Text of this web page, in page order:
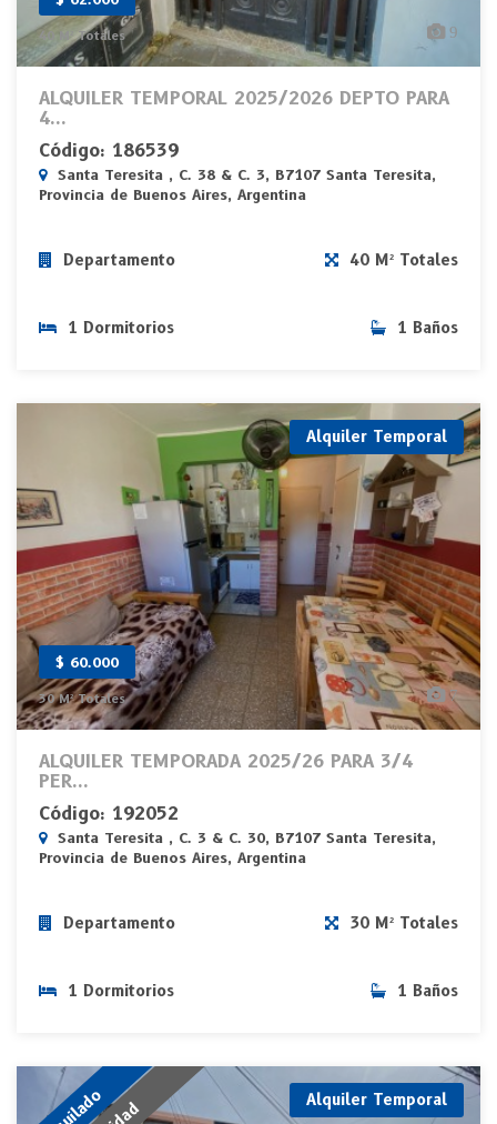
40 M² Totales 9
ALQUILER TEMPORAL 2025/2026 DEPTO PARA
4...
Código: 186539
Santa Teresita , C. 38 & C. 3, B7107 Santa Teresita,
Provincia de Buenos Aires, Argentina
Departamento 40 M² Totales
1 Dormitorios 1 Baños
Alquiler Temporal
$ 60.000
30 M² Totales 7
ALQUILER TEMPORADA 2025/26 PARA 3/4
PER...
Código: 192052
Santa Teresita , C. 3 & C. 30, B7107 Santa Teresita,
Provincia de Buenos Aires, Argentina
Departamento 30 M² Totales
1 Dormitorios 1 Baños
Alquiler Temporal